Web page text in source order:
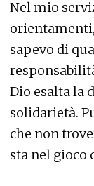
Nel mio
sapevo di
Dio esalta la
solidarietà.
che non
sta nel gioco